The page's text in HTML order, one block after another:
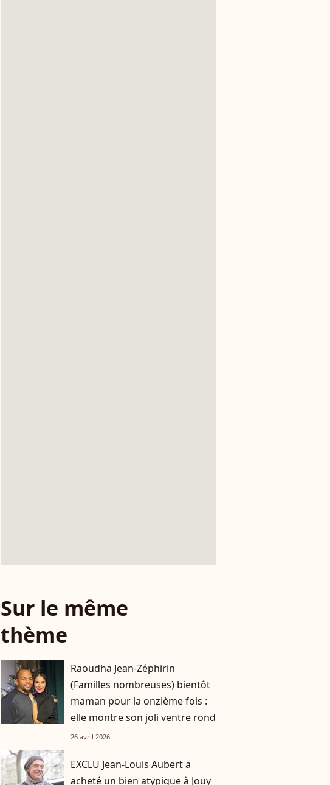
Sur le même
thème
Raoudha Jean-Zéphirin
(Familles nombreuses) bientôt
maman pour la onzième fois :
elle montre son joli ventre rond
26 avril 2026
EXCLU Jean-Louis Aubert a
acheté un bien atypique à Jouy